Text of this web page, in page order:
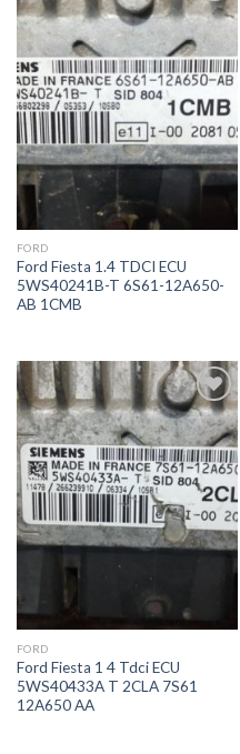
İstek
Listeme
Ekle
FORD
Ford Fiesta 1.4 TDCI ECU
5WS40241B-T 6S61-12A650-
AB 1CMB
İstek
Listeme
Ekle
FORD
Ford Fiesta 1 4 Tdci ECU
5WS40433A T 2CLA 7S61
12A650 AA